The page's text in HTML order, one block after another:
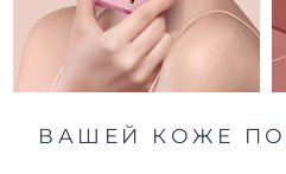
ВАШЕЙ КОЖЕ
Нидерланды
Новая Зеландия